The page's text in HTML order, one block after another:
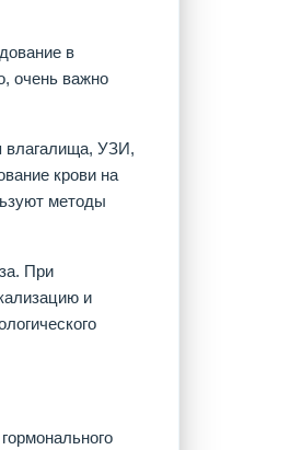
в
очень важно
влагалища, УЗИ,
крови на
методы
При
и